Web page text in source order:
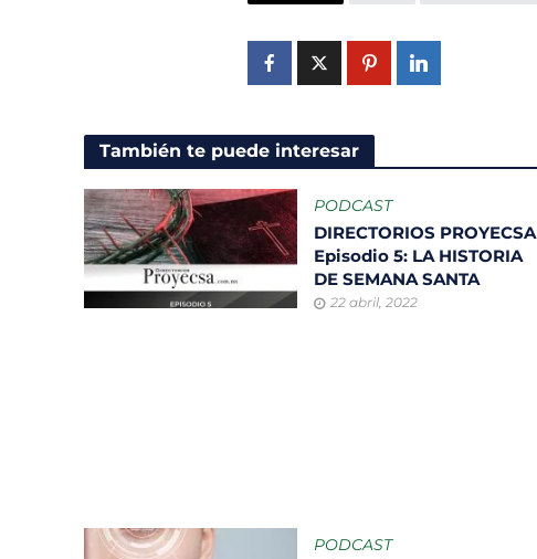
También te puede interesar
PODCAST
DIRECTORIOS PROYECSA
Episodio 5: LA HISTORIA
DE SEMANA SANTA
22 abril, 2022
PODCAST